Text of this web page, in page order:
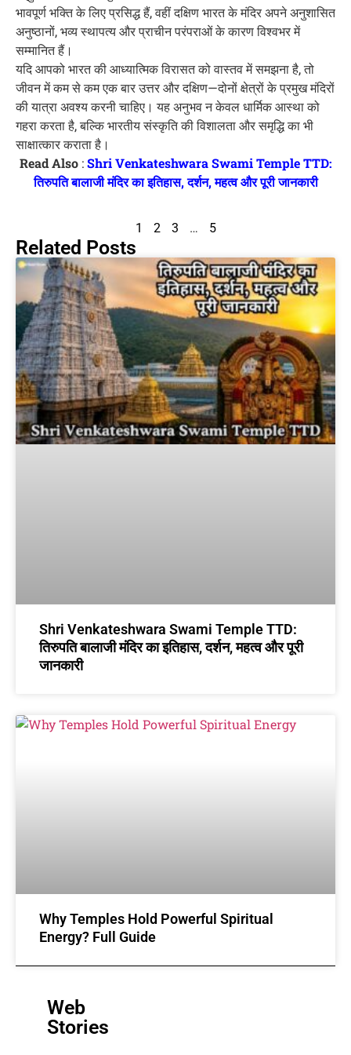
भावपूर्ण भक्ति के लिए प्रसिद्ध हैं, वहीं दक्षिण भारत के मंदिर अपने अनुशासित
अनुष्ठानों, भव्य स्थापत्य और प्राचीन परंपराओं के कारण विश्वभर में
सम्मानित हैं।
यदि आपको भारत की आध्यात्मिक विरासत को वास्तव में समझना है, तो
जीवन में कम से कम एक बार उत्तर और दक्षिण—दोनों क्षेत्रों के प्रमुख मंदिरों
की यात्रा अवश्य करनी चाहिए। यह अनुभव न केवल धार्मिक आस्था को
गहरा करता है, बल्कि भारतीय संस्कृति की विशालता और समृद्धि का भी
साक्षात्कार कराता है।
Read Also:Shri Venkateshwara Swami Temple TTD:
तिरुपति बालाजी मंदिर का इतिहास, दर्शन, महत्व और पूरी जानकारी
1 2 3 … 5
Related Posts
Shri Venkateshwara Swami Temple TTD:
तिरुपति बालाजी मंदिर का इतिहास, दर्शन, महत्व और पूरी
जानकारी
Why Temples Hold Powerful Spiritual
Energy? Full Guide
Web
Stories